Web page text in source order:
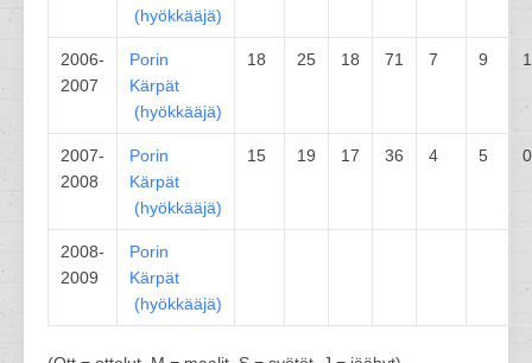
(hyökkääjä)
2006-
2007
Porin
Kärpät
(hyökkääjä)
18 25 18 71 7 9 1
2007-
2008
Porin
Kärpät
(hyökkääjä)
15 19 17 36 4 5 0
2008-
2009
Porin
Kärpät
(hyökkääjä)